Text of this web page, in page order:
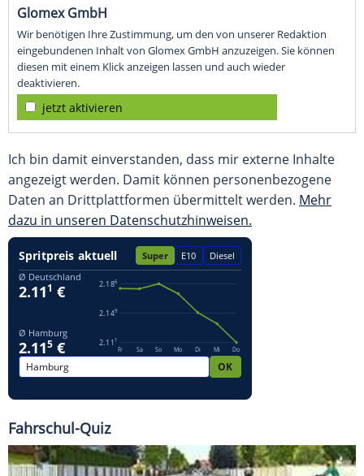
Glomex GmbH
Wir benötigen Ihre Zustimmung, um den von unserer Redaktion
eingebundenen Inhalt von Glomex GmbH anzuzeigen. Sie können
diesen mit einem Klick anzeigen lassen und auch wieder
deaktivieren.
jetzt aktivieren
Ich bin damit einverstanden, dass mir externe Inhalte
angezeigt werden. Damit können personenbezogene
Daten an Drittplattformen übermittelt werden. Mehr
dazu in unseren Datenschutzhinweisen.
Fahrschul-Quiz